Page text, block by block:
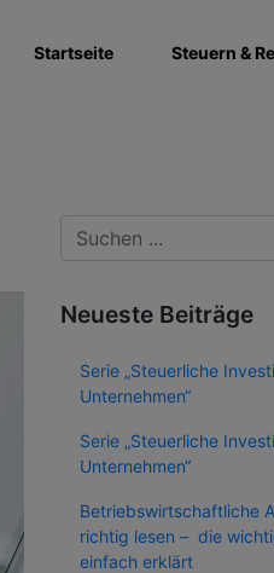
Startseite Steuern &
Neueste Beiträge
Serie „Steuerliche
Unternehmen“
Serie „Steuerliche
Unternehmen“
Betriebswirtschaftliche
richtig lesen – die
einfach erklärt